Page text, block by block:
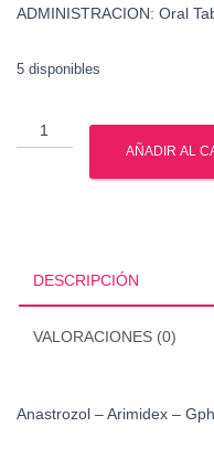
ADMINISTRACION: Oral
5 disponibles
Anastrozol
-
AÑADIR AL
DESCRIPCIÓN
VALORACIONES (0)
Anastrozol – Arimidex –